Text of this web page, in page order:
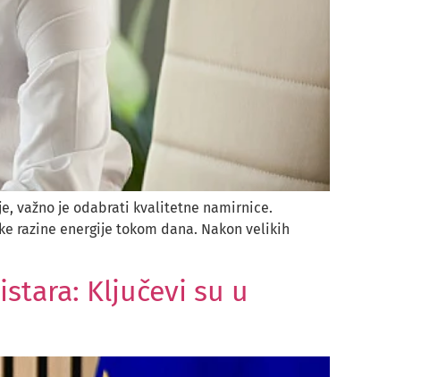
važno je odabrati kvalitetne namirnice.
razine energije tokom dana. Nakon velikih
Ključevi su u